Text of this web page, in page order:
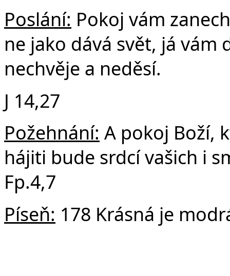
Poslání: Pokoj vám
ne jako dává svět, já vám
nechvěje a neděsí.
J 14,27
Požehnání: A pokoj Boží,
hájiti bude srdcí vašich i
Fp.4,7
Píseň: 178 Krásná je